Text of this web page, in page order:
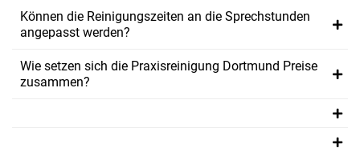
Können die Reinigungszeiten an die Sprechstunden
angepasst werden?
Wie setzen sich die Praxisreinigung Dortmund Preise
zusammen?